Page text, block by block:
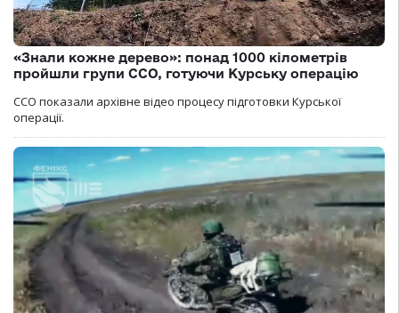
«Знали кожне дерево»: понад 1000 кілометрів
пройшли групи ССО, готуючи Курську операцію
ССО показали архівне відео процесу підготовки Курської
операції.